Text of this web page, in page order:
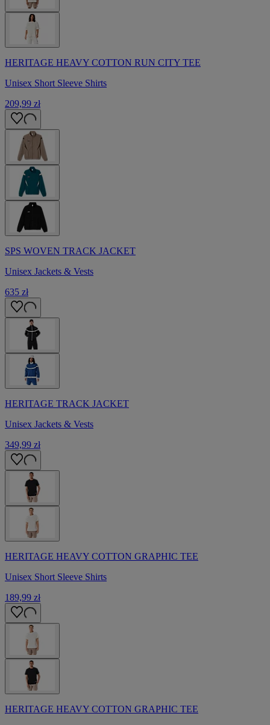
HERITAGE HEAVY COTTON RUN CITY TEE
Unisex Short Sleeve Shirts
209,99 zł
SPS WOVEN TRACK JACKET
Unisex Jackets & Vests
635 zł
HERITAGE TRACK JACKET
Unisex Jackets & Vests
349,99 zł
HERITAGE HEAVY COTTON GRAPHIC TEE
Unisex Short Sleeve Shirts
189,99 zł
HERITAGE HEAVY COTTON GRAPHIC TEE